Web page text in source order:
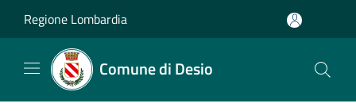
Regione Lombardia
Comune di Desio